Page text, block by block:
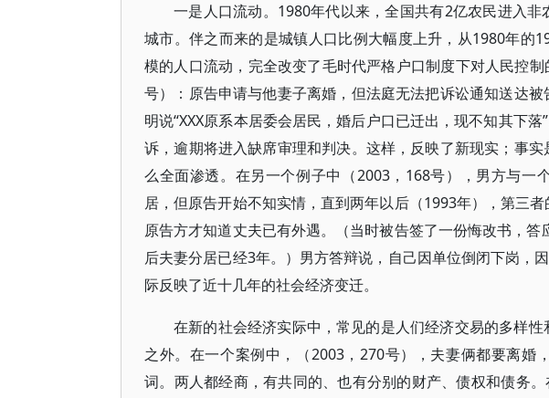
一是人口流动。1980年代以来，全国共有2亿农民进入
城市。伴之而来的是城镇人口比例大幅度上升，从1980年的
模的人口流动，完全改变了毛时代严格户口制度下对人民控
号）：原告申请与他妻子离婚，但法庭无法把诉讼通知送达
明说“XXX原系本居委会居民，婚后户口已迁出，现不知其下
诉，逾期将进入缺席审理和判决。这样，反映了新现实；事
么全面渗透。在另一个例子中（2003，168号），男方与一
居，但原告开始不知实情，直到两年以后（1993年），第三
原告方才知道丈夫已有外遇。（当时被告签了一份悔改书，
后夫妻分居已经3年。）男方答辩说，自己因单位倒闭下岗，
际反映了近十几年的社会经济变迁。
在新的社会经济实际中，常见的是人们经济交易的多样
之外。在一个案例中，（2003，270号），夫妻俩都要离婚
词。两人都经商，有共同的、也有分别的财产、债权和债务